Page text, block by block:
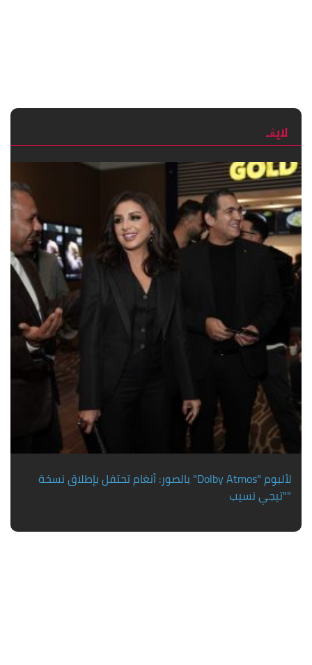
لايڨـ
بالصور: أنغام تحتفل بإطلاق نسخة "Dolby Atmos" لألبوم
"تيجي نسيب"